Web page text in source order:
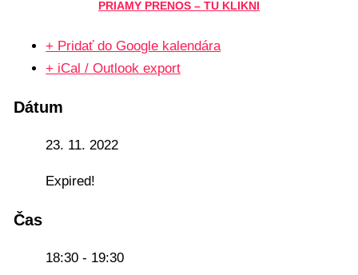
PRIAMY PRENOS – TU KLIKNI
+ Pridať do Google kalendára
+ iCal / Outlook export
Dátum
23. 11. 2022
Expired!
Čas
18:30 - 19:30